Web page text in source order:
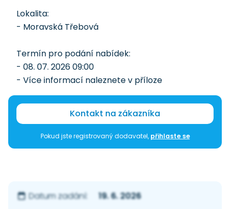
Lokalita:
- Moravská Třebová
Termín pro podání nabídek:
- 08. 07. 2026 09:00
- Více informací naleznete v příloze
Kontakt na zákazníka
Pokud jste registrovaný dodavatel, přihlaste se
Datum zadání:
19. 6. 2026